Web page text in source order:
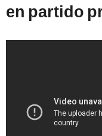
en partido